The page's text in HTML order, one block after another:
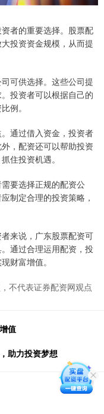
者的重要选择。股票配
投资资金规模，从而提
可供选择。这些公司提
投资者可以根据自己的
例。
通过借入资金，投资者
，配资还可以帮助投资
住投资机遇。
要选择正规的配资公
制定合理的投资策略，
来说，广东股票配资可
通过合理运用配资，投
财富增值。
不代表证券配资网观点
值
助力投资梦想